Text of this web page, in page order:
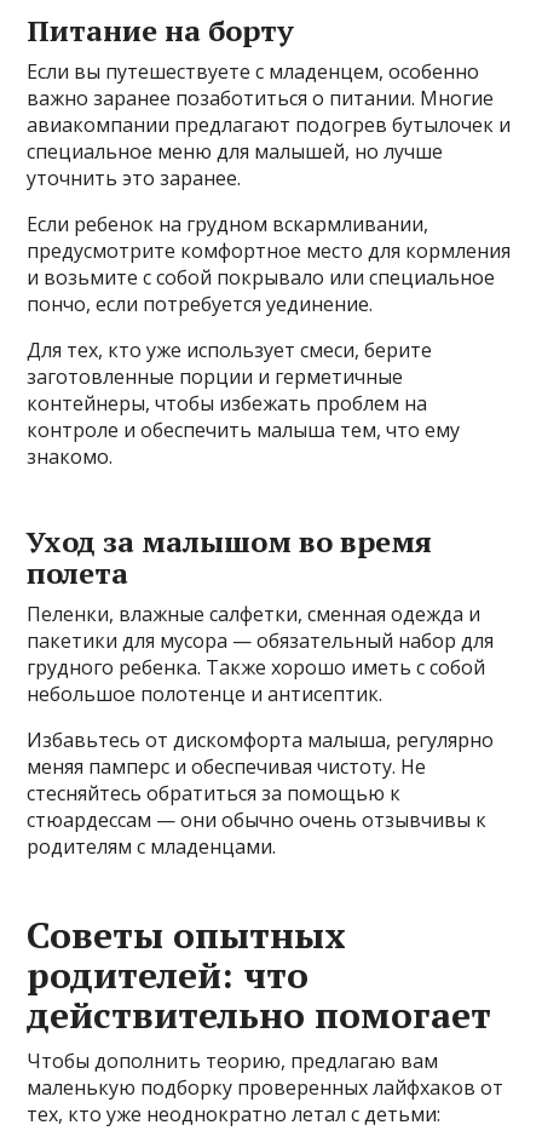
Питание на борту
Если вы путешествуете с младенцем, особенно
важно заранее позаботиться о питании. Многие
авиакомпании предлагают подогрев бутылочек и
специальное меню для малышей, но лучше
уточнить это заранее.
Если ребенок на грудном вскармливании,
предусмотрите комфортное место для кормления
и возьмите с собой покрывало или специальное
пончо, если потребуется уединение.
Для тех, кто уже использует смеси, берите
заготовленные порции и герметичные
контейнеры, чтобы избежать проблем на
контроле и обеспечить малыша тем, что ему
знакомо.
Уход за малышом во время
полета
Пеленки, влажные салфетки, сменная одежда и
пакетики для мусора — обязательный набор для
грудного ребенка. Также хорошо иметь с собой
небольшое полотенце и антисептик.
Избавьтесь от дискомфорта малыша, регулярно
меняя памперс и обеспечивая чистоту. Не
стесняйтесь обратиться за помощью к
стюардессам — они обычно очень отзывчивы к
родителям с младенцами.
Советы опытных
родителей: что
действительно помогает
Чтобы дополнить теорию, предлагаю вам
маленькую подборку проверенных лайфхаков от
тех, кто уже неоднократно летал с детьми: